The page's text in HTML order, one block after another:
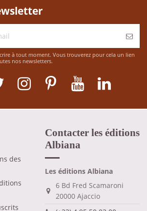
à tout moment. Vous trouverez pour cela un lien
nos newsletters.
des
Contacter les éditions
Albiana
Les éditions Albiana
6 Bd Fred Scamaroni
20000 Ajaccio